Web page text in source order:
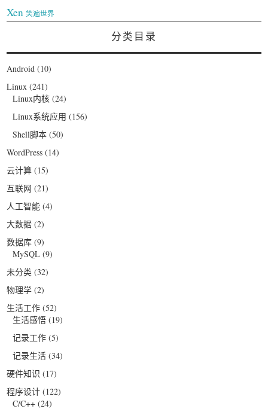
Xen 笑遍世界
分类目录
Android (10)
Linux (241)
Linux内核 (24)
Linux系统应用 (156)
Shell脚本 (50)
WordPress (14)
云计算 (15)
互联网 (21)
人工智能 (4)
大数据 (2)
数据库 (9)
MySQL (9)
未分类 (32)
物理学 (2)
生活工作 (52)
生活感悟 (19)
记录工作 (5)
记录生活 (34)
硬件知识 (17)
程序设计 (122)
C/C++ (24)